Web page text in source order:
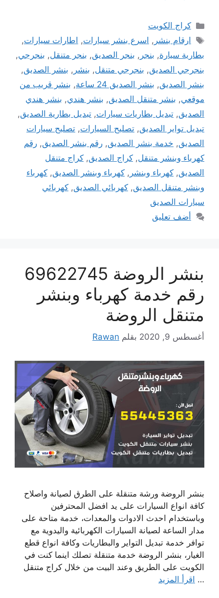
التصنيفات
كراج الكويت
الوسوم
ارقام بنشر , اسرع بنشر سيارات, اطارات سيارات,
بطارية سيارة, بنجر , بنجر الصديق, بنجر متنقل, بنجرجي,
بنجرجي الصديق, بنجرجي متنقل, بنشر , بنشر الصديق,
بنشر الصديق, بنشر الصديق 24 ساعة , بنشر قريب من
موقعي, بنشر متنقل الصديق, بنشر هندي, بنشر هندي
الصديق, تبديل بطاريات سيارات, تبديل بطارية الصديق,
تبديل تواير الصديق, تصليح السيارات, تصليح سيارات
الصديق, خدمة بنشر الصديق, رقم بنشر الصديق, رقم
كهرباء وبنشر متنقل, كراج الصديق, كراج متنقل
الصديق, كهرباء وبنشر , كهرباء وبنشر الصديق, كهرباء
وبنشر متنقل الصديق, كهربائي الصديق, كهربائي
سيارات الصديق
أضف تعليق
بنشر الروضة 69622745
رقم خدمة كهرباء وبنشر
متنقل الروضة
أغسطس 9, 2020 بقلم Rawan
بنشر الروضة ورشة متنقلة على الطرق لصيانة واصلاح
كافة انواع السيارات على يد افضل المحترفين
وباستخدام احدث الادوات والمعدات، خدمة متاحة على
مدار الساعة لصيانة السيارات الكهربائية واليدوية مع
توافر خدمة تبديل التواير والبطاريات وكافة انواع قطع
الغيار، بنشر الروضة خدمة متنقلة تصلك اينما كنت في
الكويت على الطريق وعند البيت من خلال كراج متنقل
… اقرأ المزيد